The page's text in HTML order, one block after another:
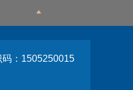
码：1505250015